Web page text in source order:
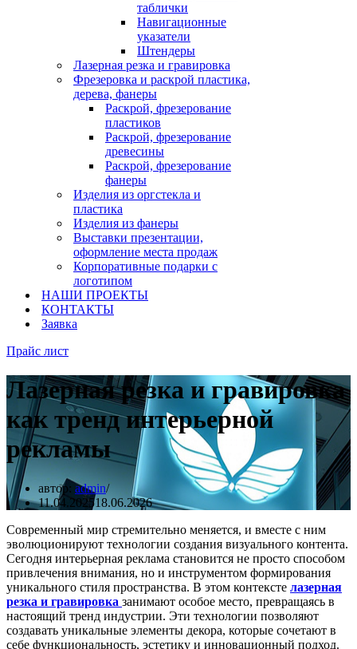
таблички
Навигационные
указатели
Штендеры
Лазерная резка и гравировка
Фрезеровка и раскрой пластика,
дерева, фанеры
Раскрой, фрезерование
пластиков
Раскрой, фрезерование
древесины
Раскрой, фрезерование
фанеры
Изделия из оргстекла и
пластика
Изделия из фанеры
Выставки презентации,
оформление места продаж
Корпоративные подарки с
логотипом
НАШИ ПРОЕКТЫ
КОНТАКТЫ
Заявка
Прайс лист
Лазерная резка и гравировка
как тренд интерьерной
рекламы
автор: admin
11.04.202518.06.2026
Современный мир стремительно меняется, и вместе с ним
эволюционируют технологии создания визуального контента.
Сегодня интерьерная реклама становится не просто способом
привлечения внимания, но и инструментом формирования
уникального стиля пространства. В этом контексте лазерная
резка и гравировка занимают особое место, превращаясь в
настоящий тренд индустрии. Эти технологии позволяют
создавать уникальные элементы декора, которые сочетают в
себе функциональность, эстетику и инновационный подход.